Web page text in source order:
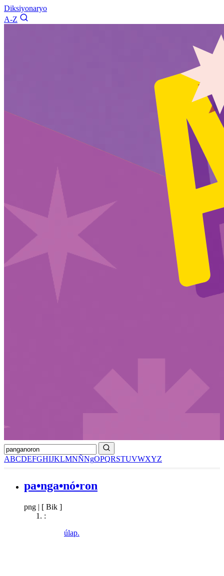
Diksiyonaryo
A-Z
ABCDEFGHIJKLMNÑNgOPQRSTUVWXYZ
pa•nga•nó•ron
png | [ Bik ]
:
úlap.